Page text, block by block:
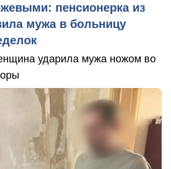
пенсионерка из
мужа в больницу
ударила мужа ножом во